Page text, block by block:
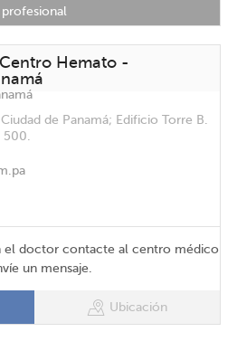
profesional
Hemato -
de Panamá; Edificio Torre B.
500.
el doctor contacte al centro médico
un mensaje.
Ubicación